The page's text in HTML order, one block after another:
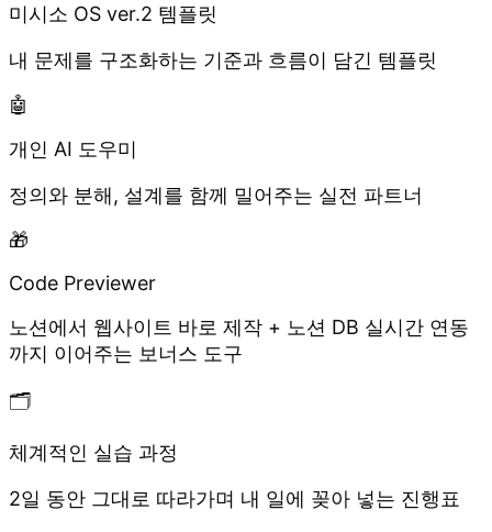
미시소 OS ver.2 템플릿
내 문제를 구조화하는 기준과 흐름이 담긴 템플릿
🤖
개인 AI 도우미
정의와 분해, 설계를 함께 밀어주는 실전 파트너
🎁
Code Previewer
노션에서 웹사이트 바로 제작 + 노션 DB 실시간 연동
까지 이어주는 보너스 도구
🗂️
체계적인 실습 과정
2일 동안 그대로 따라가며 내 일에 꽂아 넣는 진행표